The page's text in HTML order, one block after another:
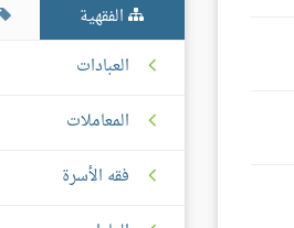
الفقهية
العبادات
المعاملات
فقه الأسرة